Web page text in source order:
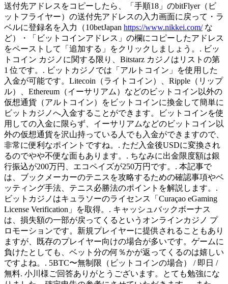
送付先アドレスをコピーしたら、「手順18」のbitFlyer（ビ
ットフライヤー）の送付先アドレスの入力画面に戻って・ラ
ベルに登録名を入力（10betJapan https://www.nikkei.com/な
ど）・「ビットコインアドレス」の欄にコピーしたアドレス
をペーストして「追加する」をクリックしましょう。. ビッ
トコイン カジノに関する限り、Bitstarz カジノはリストの第
1 位です。. ビットカジノでは「アルトコイン」を使用した
入金が可能です。Litecoin（ライトコイン）、Ripple（リップ
ル）、Ethereum（イーサリアム）などのビットコイン以外の
仮想通貨（アルトコイン）をビットコインに換金して簡単に
ビットカジノへ入金することができます。ビットコインを使
用しての入金に限らず、イーサリアムなどのビットコイン以
外の仮想通貨を沢山持っている人でも入金ができますので、
非常に便利なポイントですね。. ただ入金後USDに変換され
るのでやや不便な面もあります。. ちなみに出金限度額は銀
行振込が200万円、エコペイズが250万円です。. 本記事で
は、ブックメーカーのテニスを攻略するための確認事項やベ
ッティング手法、テニス必勝法のポイントを解説します。.
ビットカジノはキュラソーのライセンス「Curaçao eGaming
License Verification」を取得。. キャッシュバックボーナス
は、損失額の一部が戻ってくるというオンラインカジノ プ
ロモーションです。新規プレイヤーに提供されることもあり
ますが、既存のプレイヤー向けの場合が多いです。ゲームに
負けたとしても、ベット分の何％かが返ってくるのは嬉しい
ですよね。. 5BTC〜無制限（ビットコインの場合） / 即日 /
無料. 小川様ご回答ありがとうございます。とても勉強にな